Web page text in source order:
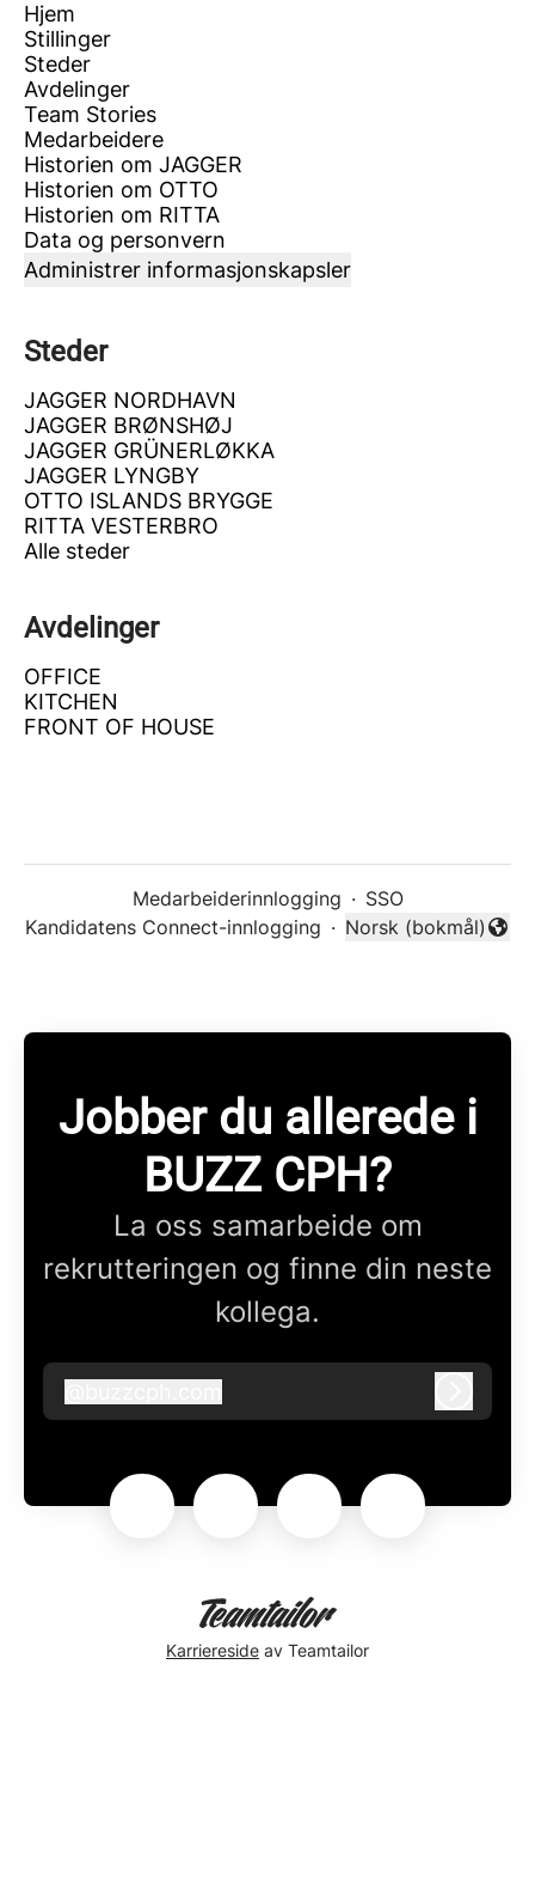
Hjem
Stillinger
Steder
Avdelinger
Team Stories
Medarbeidere
Historien om JAGGER
Historien om OTTO
Historien om RITTA
Data og personvern
Administrer informasjonskapsler
Steder
JAGGER NORDHAVN
JAGGER BRØNSHØJ
JAGGER GRÜNERLØKKA
JAGGER LYNGBY
OTTO ISLANDS BRYGGE
RITTA VESTERBRO
Alle steder
Avdelinger
OFFICE
KITCHEN
FRONT OF HOUSE
Medarbeiderinnlogging · SSO
Kandidatens Connect-innlogging ·
Endre språk
Norsk (bokmål)
Jobber du allerede i
BUZZ CPH?
La oss samarbeide om
rekrutteringen og finne din neste
kollega.
buzzcph.com
Karriereside av Teamtailor